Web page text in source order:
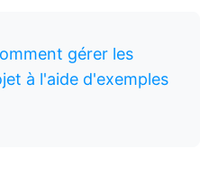
gérer les
à l'aide d'exemples